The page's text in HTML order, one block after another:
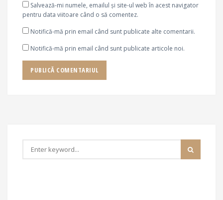
Salvează-mi numele, emailul și site-ul web în acest navigator
pentru data viitoare când o să comentez.
Notifică-mă prin email când sunt publicate alte comentarii.
Notifică-mă prin email când sunt publicate articole noi.